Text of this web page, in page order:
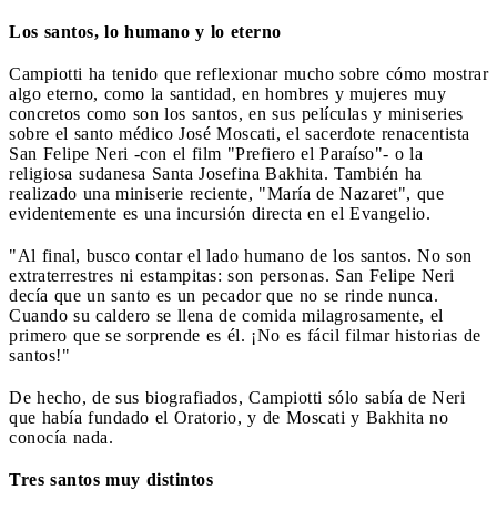
Los santos, lo humano y lo eterno
Campiotti ha tenido que reflexionar mucho sobre cómo mostrar
algo eterno, como la santidad, en hombres y mujeres muy
concretos como son los santos, en sus películas y miniseries
sobre el santo médico José Moscati, el sacerdote renacentista
San Felipe Neri -con el film "Prefiero el Paraíso"- o la
religiosa sudanesa Santa Josefina Bakhita. También ha
realizado una miniserie reciente, "María de Nazaret", que
evidentemente es una incursión directa en el Evangelio.
"Al final, busco contar el lado humano de los santos. No son
extraterrestres ni estampitas: son personas. San Felipe Neri
decía que un santo es un pecador que no se rinde nunca.
Cuando su caldero se llena de comida milagrosamente, el
primero que se sorprende es él. ¡No es fácil filmar historias de
santos!"
De hecho, de sus biografiados, Campiotti sólo sabía de Neri
que había fundado el Oratorio, y de Moscati y Bakhita no
conocía nada.
Tres santos muy distintos